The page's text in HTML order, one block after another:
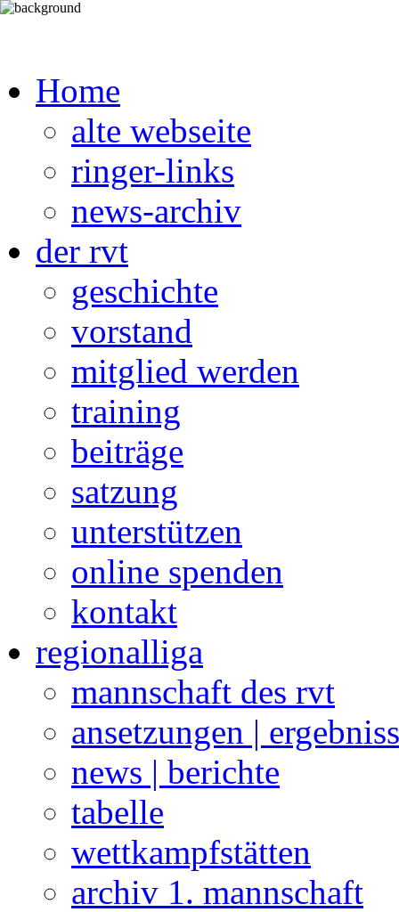
Home
alte webseite
ringer-links
news-archiv
der rvt
geschichte
vorstand
mitglied werden
training
beiträge
satzung
unterstützen
online spenden
kontakt
regionalliga
mannschaft des rvt
ansetzungen |
news | berichte
tabelle
wettkampfstätten
archiv 1. mannschaft